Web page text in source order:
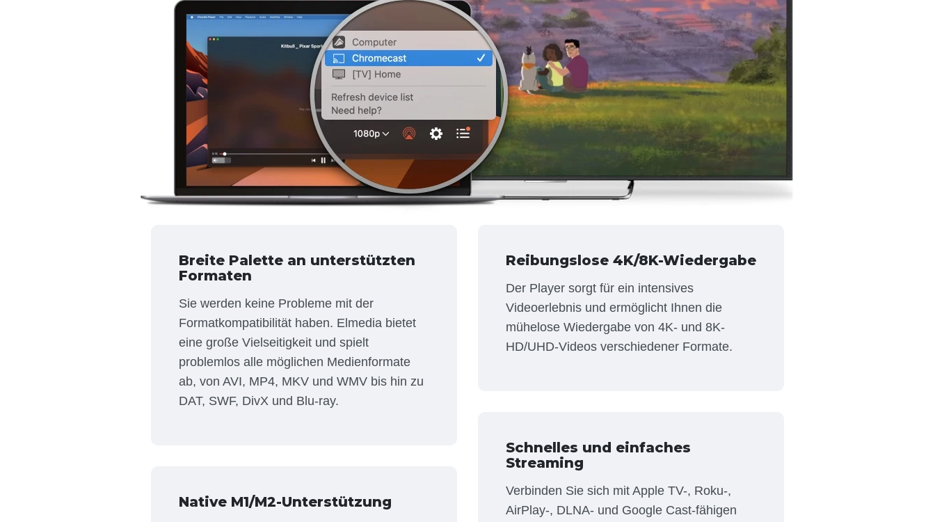
Breite Palette an unterstützten
Formaten
Sie werden keine Probleme mit der
Formatkompatibilität haben. Elmedia bietet
eine große Vielseitigkeit und spielt
problemlos alle möglichen Medienformate
ab, von AVI, MP4, MKV und WMV bis hin zu
DAT, SWF, DivX und Blu-ray.
Reibungslose 4K/8K-Wiedergabe
Der Player sorgt für ein intensives
Videoerlebnis und ermöglicht Ihnen die
mühelose Wiedergabe von 4K- und 8K-
HD/UHD-Videos verschiedener Formate.
Schnelles und einfaches
Streaming
Verbinden Sie sich mit Apple TV-, Roku-,
AirPlay-, DLNA- und Google Cast-fähigen
Native M1/M2-Unterstützung